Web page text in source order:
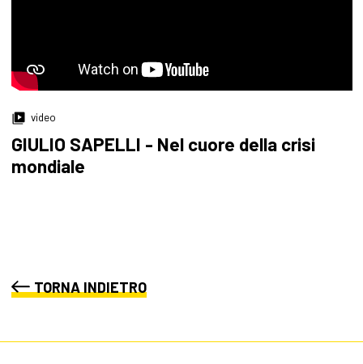
video
GIULIO SAPELLI - Nel cuore della crisi
mondiale
TORNA INDIETRO